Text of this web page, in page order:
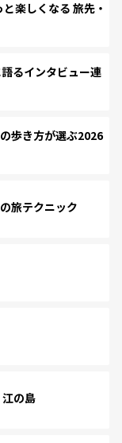
楽しくなる 旅先・
るインタビュー連
歩き方が選ぶ2026
旅テクニック
の島